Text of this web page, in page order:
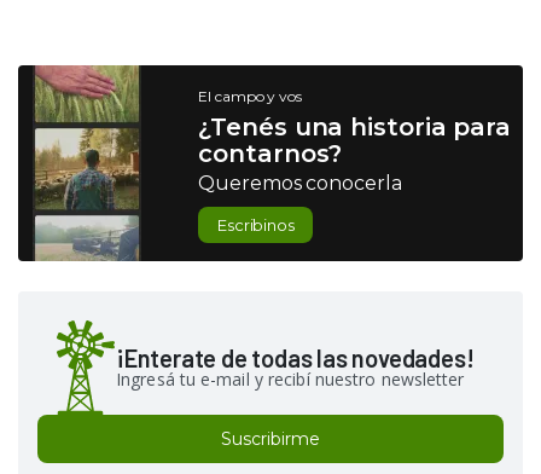
El campo y vos
¿Tenés una historia para
contarnos?
Queremos conocerla
Escribinos
¡Enterate de todas las novedades!
Ingresá tu e-mail y recibí nuestro newsletter
Suscribirme